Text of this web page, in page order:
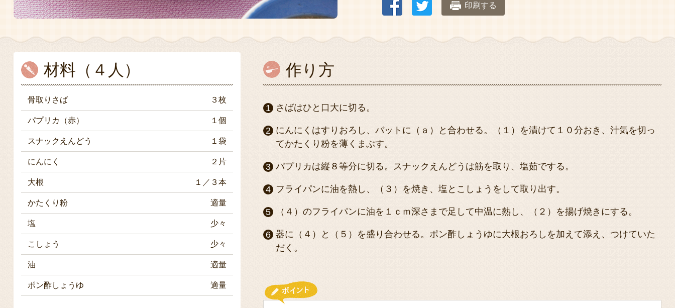
印刷する
材料（４人）
骨取りさば ３枚
パプリカ（赤） １個
スナックえんどう １袋
にんにく ２片
大根 １／３本
かたくり粉 適量
塩 少々
こしょう 少々
油 適量
ポン酢しょうゆ 適量
作り方
さばはひと口大に切る。
にんにくはすりおろし、バットに（ａ）と合わせる。（１）を漬けて１０分おき、汁気を切っ
てかたくり粉を薄くまぶす。
パプリカは縦８等分に切る。スナックえんどうは筋を取り、塩茹でする。
フライパンに油を熱し、（３）を焼き、塩とこしょうをして取り出す。
（４）のフライパンに油を１ｃｍ深さまで足して中温に熱し、（２）を揚げ焼きにする。
器に（４）と（５）を盛り合わせる。ポン酢しょうゆに大根おろしを加えて添え、つけていた
だく。